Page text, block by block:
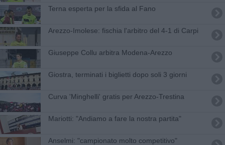
​Terna esperta per la sfida al Fano
Arezzo-Imolese: fischia l'arbitro del 4-1 di Carpi
Giuseppe Collu arbitra Modena-Arezzo
Giostra, terminati i biglietti dopo soli 3 giorni
Curva 'Minghelli' gratis per Arezzo-Trestina
Mariotti: "Andiamo a fare la nostra partita"
Anselmi: "campionato molto competitivo"